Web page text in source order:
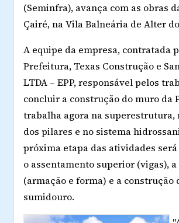
(Seminfra), avança com as obras
Çairé, na Vila Balneária de Alter
A equipe da empresa, contratada
Prefeitura, Texas Construção e
LTDA – EPP, responsável pelos
concluir a construção do muro da
trabalha agora na superestrutura,
dos pilares e no sistema
próxima etapa das atividades
o assentamento superior (vigas), a
(armação e forma) e a construção
sumidouro.